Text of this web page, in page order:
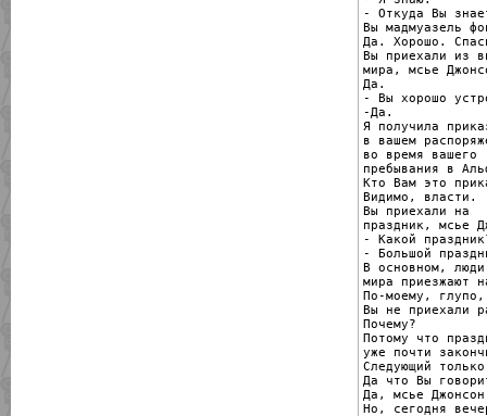
- Откуда Вы
Вы мадмуазель
Да. Хорошо.
Вы приехали из
мира, мсье
Да.
- Вы хорошо
-Да.
Я получила
в вашем
во время вашего
пребывания в
Кто Вам это
Видимо, власти.
Вы приехали на
праздник, мсье
- Какой
- Большой
В основном,
мира приезжают
По-моему,
Вы не приехали
Почему?
Потому что
уже почти
Следующий
Да что Вы
Да, мсье
Но, сегодня